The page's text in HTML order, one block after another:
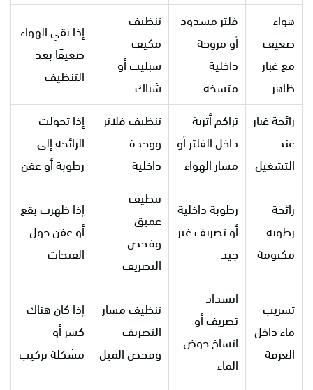
هواء
ضعيف
مع غبار
ظاهر
فلتر مسدود
أو مروحة
داخلية
متسخة
تنظيف
مكيف
سبليت أو
شباك
إذا بقي الهواء
ضعيفًا بعد
التنظيف
رائحة غبار
عند
التشغيل
تراكم أتربة
داخل الفلتر أو
مسار الهواء
تنظيف فلاتر
ووحدة
داخلية
إذا تحولت
الرائحة إلى
رطوبة أو عفن
رائحة
رطوبة
مكتومة
رطوبة داخلية
أو تصريف غير
جيد
تنظيف
عميق
وفحص
التصريف
إذا ظهرت بقع
أو عفن حول
الفتحات
تسريب
ماء داخل
الغرفة
انسداد
تصريف أو
اتساخ حوض
الماء
تنظيف مسار
التصريف
وفحص الميل
إذا كان هناك
كسر أو
مشكلة تركيب